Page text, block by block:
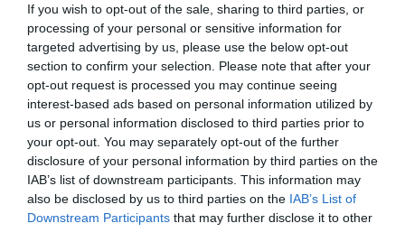
If you wish to opt-out of the sale, sharing to third parties, or
processing of your personal or sensitive information for
targeted advertising by us, please use the below opt-out
section to confirm your selection. Please note that after your
opt-out request is processed you may continue seeing
interest-based ads based on personal information utilized by
us or personal information disclosed to third parties prior to
your opt-out. You may separately opt-out of the further
disclosure of your personal information by third parties on the
IAB’s list of downstream participants. This information may
also be disclosed by us to third parties on the IAB’s List of
Downstream Participants that may further disclose it to other
Προφυλακίστηκε ο 44χρονος για
τη φωτιά στη Κεφαλονιά
06.08.2026 | 17:00
Καμία μόνιμη πρόσληψη
δασκάλων στην Εύβοια – Το θέμα
πάει στην βουλή
06.08.2026 | 16:45
Έρχεται ισχυρό κύμα ζέστης: